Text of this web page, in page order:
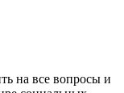
на все вопросы и